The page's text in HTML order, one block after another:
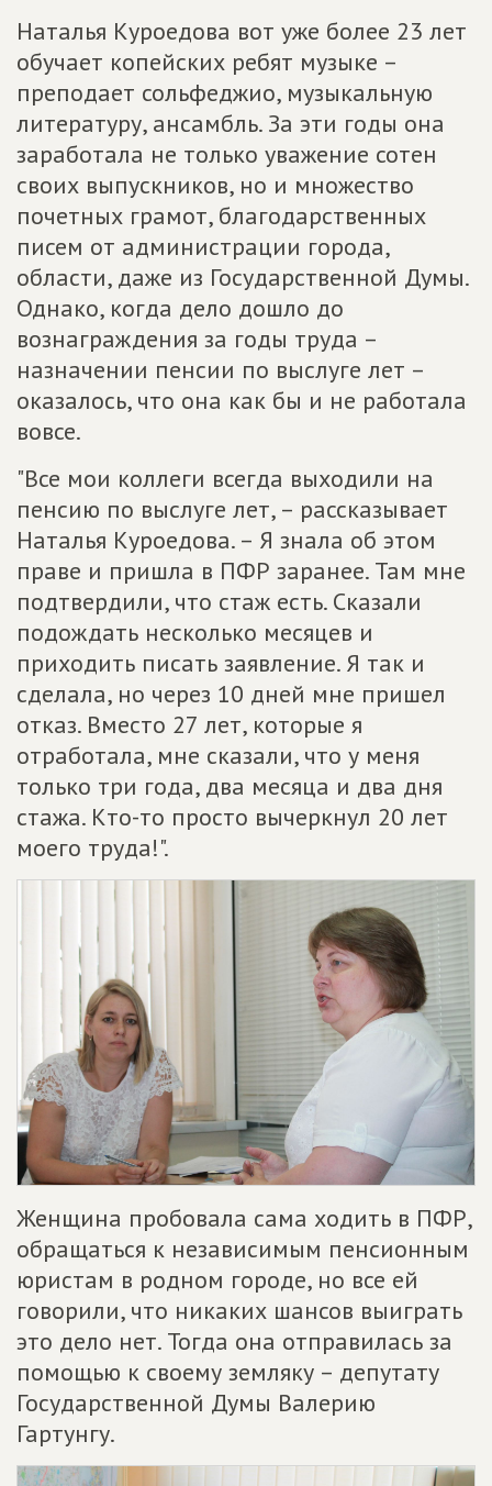
Наталья Куроедова вот уже более 23 лет
обучает копейских ребят музыке –
преподает сольфеджио, музыкальную
литературу, ансамбль. За эти годы она
заработала не только уважение сотен
своих выпускников, но и множество
почетных грамот, благодарственных
писем от администрации города,
области, даже из Государственной Думы.
Однако, когда дело дошло до
вознаграждения за годы труда –
назначении пенсии по выслуге лет –
оказалось, что она как бы и не работала
вовсе.
"Все мои коллеги всегда выходили на
пенсию по выслуге лет, – рассказывает
Наталья Куроедова. – Я знала об этом
праве и пришла в ПФР заранее. Там мне
подтвердили, что стаж есть. Сказали
подождать несколько месяцев и
приходить писать заявление. Я так и
сделала, но через 10 дней мне пришел
отказ. Вместо 27 лет, которые я
отработала, мне сказали, что у меня
только три года, два месяца и два дня
стажа. Кто-то просто вычеркнул 20 лет
моего труда!".
Женщина пробовала сама ходить в ПФР,
обращаться к независимым пенсионным
юристам в родном городе, но все ей
говорили, что никаких шансов выиграть
это дело нет. Тогда она отправилась за
помощью к своему земляку – депутату
Государственной Думы Валерию
Гартунгу.